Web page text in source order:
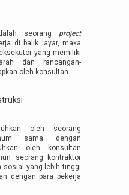
seorang project
di balik layar, maka
yang memiliki
dan rancangan-
oleh konsultan.
oleh seorang
sama dengan
oleh konsultan
seorang kontraktor
sosial yang lebih tinggi
dengan para pekerja